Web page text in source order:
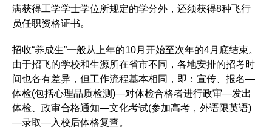
满获得工学学士学位所规定的学分外，还须获得8种飞行
员任职资格证书。
招收“养成生”一般从上年的10月开始至次年的4月底结束。
由于招飞的学校和生源所在省市不同，各地安排的招考时
间也各有差异，但工作流程基本相同，即：宣传、报名—
体检(包括心理品质检测)—对体检合格者进行政审—发出
体检、政审合格通知—文化考试(参加高考，外语限英语)
—录取—入校后体格复查。